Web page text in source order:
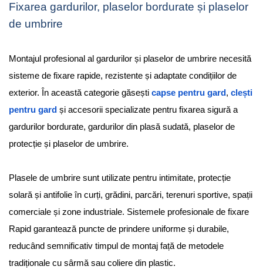
Fixarea gardurilor, plaselor bordurate și plaselor
de umbrire
Montajul profesional al gardurilor și plaselor de umbrire necesită
sisteme de fixare rapide, rezistente și adaptate condițiilor de
exterior. În această categorie găsești capse pentru gard, clești
pentru gard și accesorii specializate pentru fixarea sigură a
gardurilor bordurate, gardurilor din plasă sudată, plaselor de
protecție și plaselor de umbrire.
Plasele de umbrire sunt utilizate pentru intimitate, protecție
solară și antifolie în curți, grădini, parcări, terenuri sportive, spații
comerciale și zone industriale. Sistemele profesionale de fixare
Rapid garantează puncte de prindere uniforme și durabile,
reducând semnificativ timpul de montaj față de metodele
tradiționale cu sârmă sau coliere din plastic.